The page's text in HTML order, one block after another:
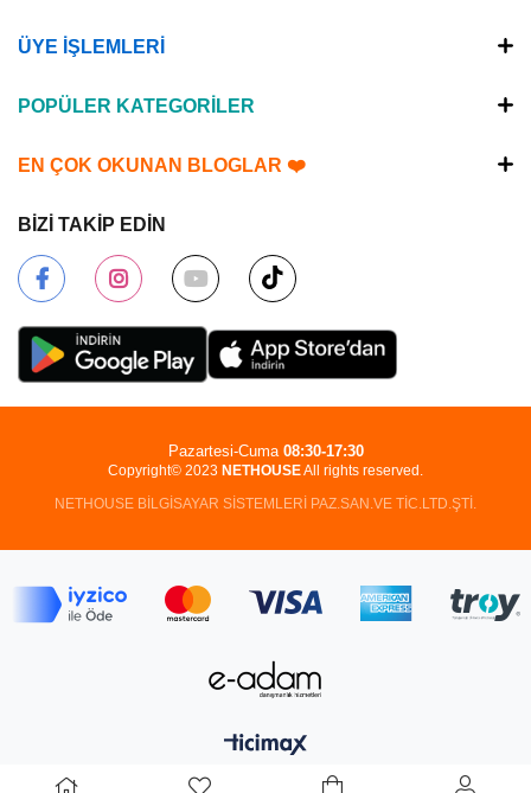
ÜYE İŞLEMLERİ
POPÜLER KATEGORİLER
EN ÇOK OKUNAN BLOGLAR ❤️
BİZİ TAKİP EDİN
Copyright© 2023 NETHOUSEAll rights reserved.
NETHOUSE BİLGİSAYAR SİSTEMLERİ PAZ.SAN.VE TİC.LTD.ŞTİ.
Pazartesi-Cuma 08:30-17:30